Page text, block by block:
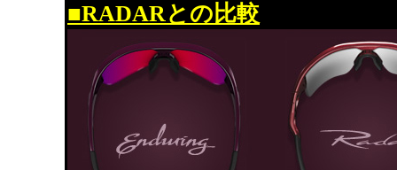
■RADARとの比較